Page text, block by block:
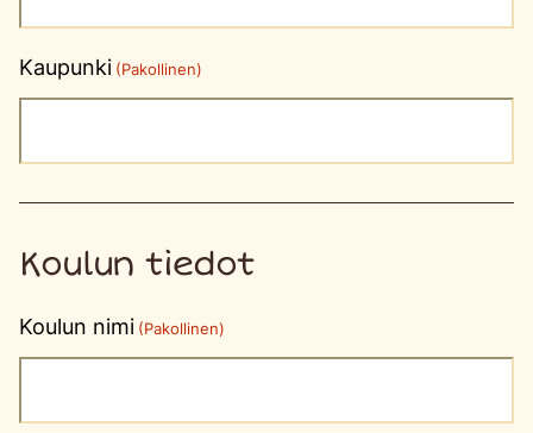
Kaupunki (Pakollinen)
Koulun tiedot
Koulun nimi (Pakollinen)